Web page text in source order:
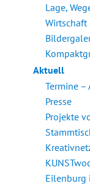
Lage,
Aktuell
Termine
Presse
Projekte
Eilenburg